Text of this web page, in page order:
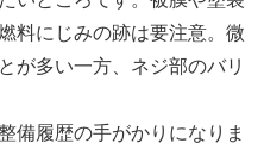
料にじみの跡は要注意。微
が多い一方、ネジ部のバリ
備履歴の手がかりになりま